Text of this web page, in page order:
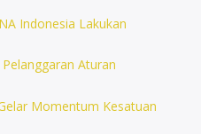
Indonesia Lakukan
Aturan
Momentum Kesatuan